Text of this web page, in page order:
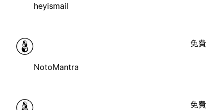
heyismail
NotoMantra
免費
免費